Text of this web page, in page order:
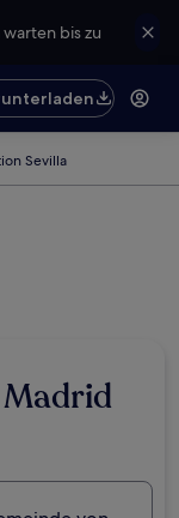
bis zu
Sevilla